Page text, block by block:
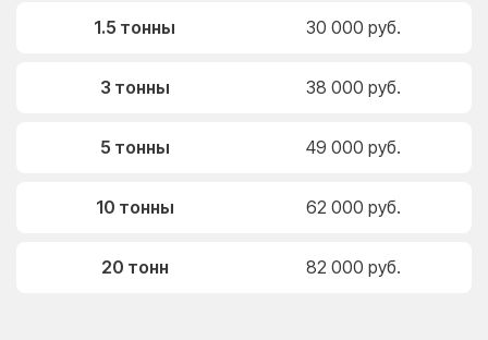
1.5 тонны 30 000 руб.
3 тонны 38 000 руб.
5 тонны 49 000 руб.
10 тонны 62 000 руб.
20 тонн 82 000 руб.